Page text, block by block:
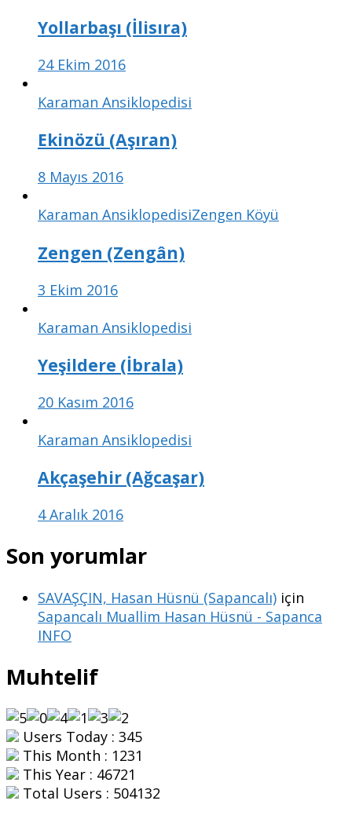
Yollarbaşı (İlisıra)
24 Ekim 2016
Karaman Ansiklopedisi
Ekinözü (Aşıran)
8 Mayıs 2016
Karaman AnsiklopedisiZengen Köyü
Zengen (Zengân)
3 Ekim 2016
Karaman Ansiklopedisi
Yeşildere (İbrala)
20 Kasım 2016
Karaman Ansiklopedisi
Akçaşehir (Ağcaşar)
4 Aralık 2016
Son yorumlar
SAVAŞÇIN, Hasan Hüsnü (Sapancalı) için
Sapancalı Muallim Hasan Hüsnü - Sapanca
INFO
Muhtelif
Users Today : 345
This Month : 1231
This Year : 46721
Total Users : 504132